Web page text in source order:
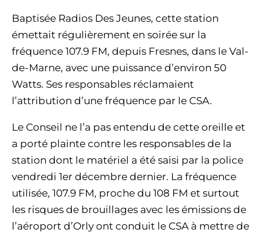
Baptisée Radios Des Jeunes, cette station
émettait régulièrement en soirée sur la
fréquence 107.9 FM, depuis Fresnes, dans le Val-
de-Marne, avec une puissance d’environ 50
Watts. Ses responsables réclamaient
l’attribution d’une fréquence par le CSA.
Le Conseil ne l’a pas entendu de cette oreille et
a porté plainte contre les responsables de la
station dont le matériel a été saisi par la police
vendredi 1er décembre dernier. La fréquence
utilisée, 107.9 FM, proche du 108 FM et surtout
les risques de brouillages avec les émissions de
l’aéroport d’Orly ont conduit le CSA à mettre de